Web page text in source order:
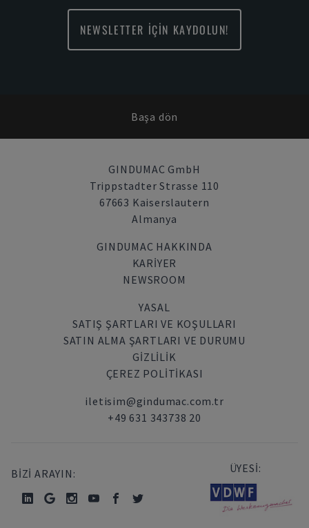
NEWSLETTER İÇİN KAYDOLUN!
Başa dön
GINDUMAC GmbH
Trippstadter Strasse 110
67663 Kaiserslautern
Almanya
GINDUMAC HAKKINDA
KARIYER
NEWSROOM
YASAL
SATIŞ ŞARTLARI VE KOŞULLARI
SATIN ALMA ŞARTLARI VE DURUMU
GİZLİLİK
ÇEREZ POLITIKASI
iletisim@gindumac.com.tr
+49 631 343738 20
BİZİ ARAYIN: ÜYESİ: